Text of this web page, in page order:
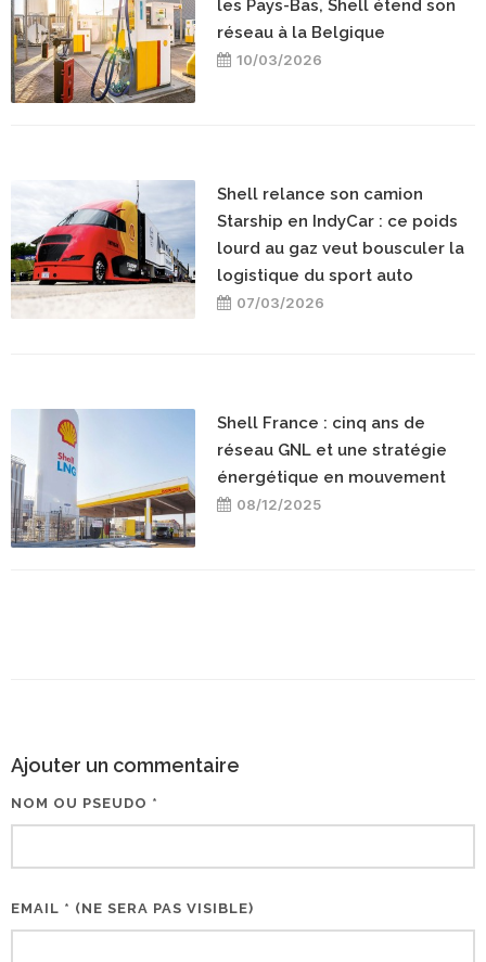
les Pays-Bas, Shell étend son
réseau à la Belgique
10/03/2026
Shell relance son camion
Starship en IndyCar : ce poids
lourd au gaz veut bousculer la
logistique du sport auto
07/03/2026
Shell France : cinq ans de
réseau GNL et une stratégie
énergétique en mouvement
08/12/2025
Ajouter un commentaire
NOM OU PSEUDO *
EMAIL * (NE SERA PAS VISIBLE)